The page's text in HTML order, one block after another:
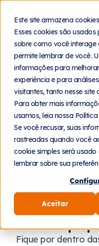
Este site armazena
Esses cookies são
sobre como você interage
permite lembrar de você.
informações para
experiência e para
visitantes, tanto nesse site
Para obter mais
usamos, leia nossa
Se você recusar, suas
rastreadas quando você
cookie simples será
lembrar sobre sua
Aceitar
Blog
4 de agosto de 2026
Modelo de
WhatsApp
como se
Fique por dentro